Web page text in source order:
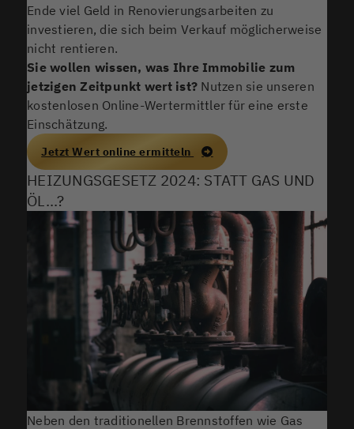
Ende viel Geld in Renovierungsarbeiten zu
investieren, die sich beim Verkauf möglicherweise
nicht rentieren.
Sie wollen wissen, was Ihre Immobilie zum
jetzigen Zeitpunkt wert ist? Nutzen sie unseren
kostenlosen Online-Wertermittler für eine erste
Einschätzung.
Jetzt Wert online ermitteln
HEIZUNGSGESETZ 2024: STATT GAS UND
ÖL...?
Neben den traditionellen Brennstoffen wie Gas